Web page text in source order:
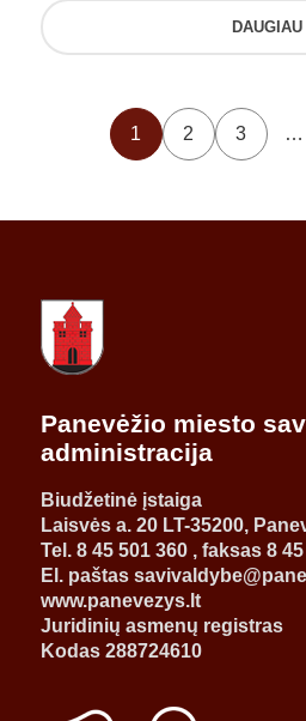
DAUGIAU
1 2 3 …
Panevėžio miesto
administracija
Biudžetinė įstaiga
Laisvės a. 20 LT-35200,
Tel. 8 45 501 360 , faksas 8
El. paštas
www.panevezys.lt
Juridinių asmenų registras
Kodas 288724610